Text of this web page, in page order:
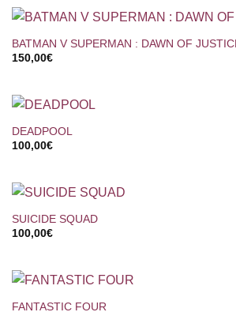
BATMAN V SUPERMAN : DAWN OF
150,00€
DEADPOOL
100,00€
SUICIDE SQUAD
100,00€
FANTASTIC FOUR